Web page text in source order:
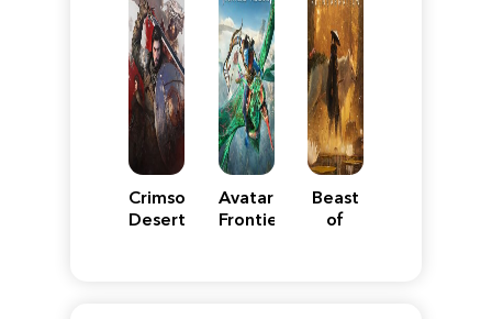
Crimson
Desert
Avatar:
Frontiers
Beast
of